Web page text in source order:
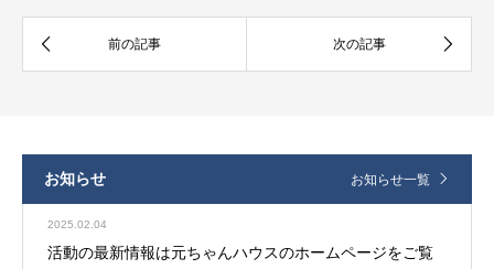
お知らせ お知らせ一覧
2025.02.04
活動の最新情報は元ちゃんハウスのホームページをご覧